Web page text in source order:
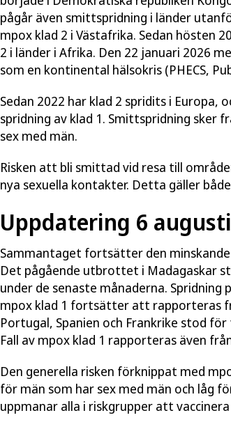
pågår även smittspridning i länder
mpox klad 2 i Västafrika. Sedan hösten
2 i länder i Afrika. Den 22 januari 2026
som en kontinental hälsokris (PHECS,
Sedan 2022 har klad 2 spridits i Europa,
spridning av klad 1. Smittspridning sker
sex med män.
Risken att bli smittad vid resa till
nya sexuella kontakter. Detta gäller
Uppdatering 6
Sammantaget fortsätter den
Det pågående utbrottet i Madagaskar
under de senaste månaderna. Spridning
mpox klad 1 fortsätter att rapporteras
Portugal, Spanien och Frankrike stod
Fall av mpox klad 1 rapporteras även
Den generella risken förknippat med
för män som har sex med män och låg
uppmanar alla i riskgrupper att